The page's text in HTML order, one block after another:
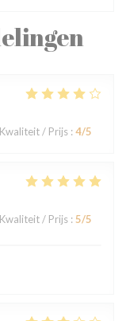
Kwaliteit / Prijs : 4/5
Kwaliteit / Prijs : 5/5